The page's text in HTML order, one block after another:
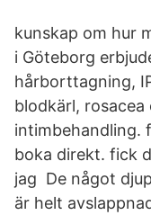
kunskap om hur
i Göteborg
hårborttagning,
blodkärl,
intimbehandling.
boka direkt. fick
jag De något
är helt